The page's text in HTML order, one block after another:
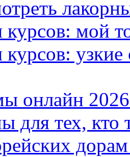
мой
онлайн
для тех, кто